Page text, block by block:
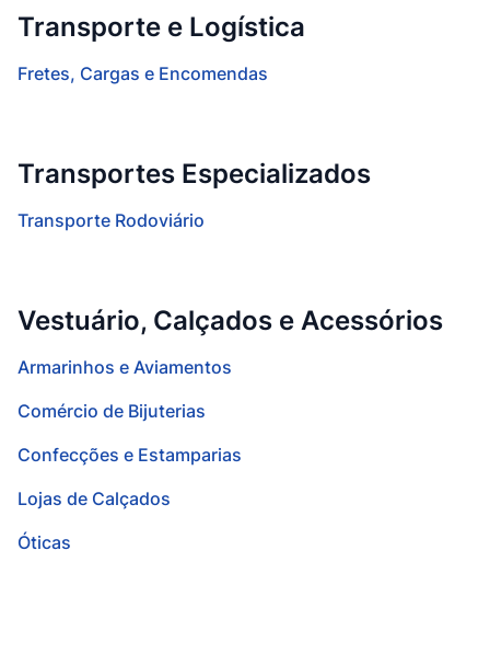
Transporte e Logística
Fretes, Cargas e Encomendas
Transportes Especializados
Transporte Rodoviário
Vestuário, Calçados e Acessórios
Armarinhos e Aviamentos
Comércio de Bijuterias
Confecções e Estamparias
Lojas de Calçados
Óticas